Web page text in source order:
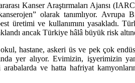
Kanser Araştırmaları Ajansı
olarak tanımlıyor. Avrupa
üretimi ve kullanımını yasakladı.
ancak Türkiye hâlâ büyük risk
hastane, askeri üs ve pek çok
yer alıyor. Evimizin, işyerimizin
ve hatta hafriyat